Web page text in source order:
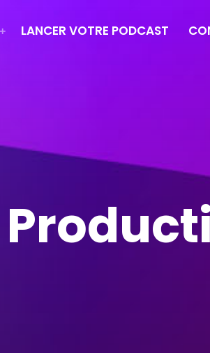
LANCER VOTRE PODCAST